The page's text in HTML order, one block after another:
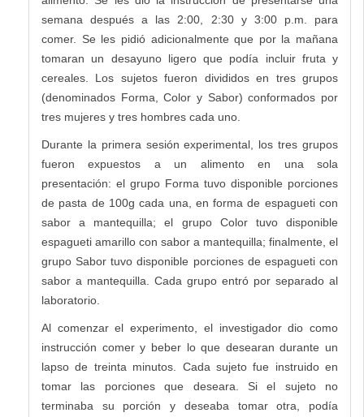
semana después a las 2:00, 2:30 y 3:00 p.m. para
comer. Se les pidió adicionalmente que por la mañana
tomaran un desayuno ligero que podía incluir fruta y
cereales. Los sujetos fueron divididos en tres grupos
(denominados Forma, Color y Sabor) conformados por
tres mujeres y tres hombres cada uno.
Durante la primera sesión experimental, los tres grupos
fueron expuestos a un alimento en una sola
presentación: el grupo Forma tuvo disponible porciones
de pasta de 100g cada una, en forma de espagueti con
sabor a mantequilla; el grupo Color tuvo disponible
espagueti amarillo con sabor a mantequilla; finalmente, el
grupo Sabor tuvo disponible porciones de espagueti con
sabor a mantequilla. Cada grupo entró por separado al
laboratorio.
Al comenzar el experimento, el investigador dio como
instrucción comer y beber lo que desearan durante un
lapso de treinta minutos. Cada sujeto fue instruido en
tomar las porciones que deseara. Si el sujeto no
terminaba su porción y deseaba tomar otra, podía